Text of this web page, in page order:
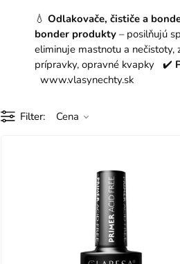
💧Odlakovače, čističe a
bonder produkty – posilňujú
eliminuje mastnotu a
prípravky, opravné kvapky ✔️
www.vlasynechty.sk
Filter Cena